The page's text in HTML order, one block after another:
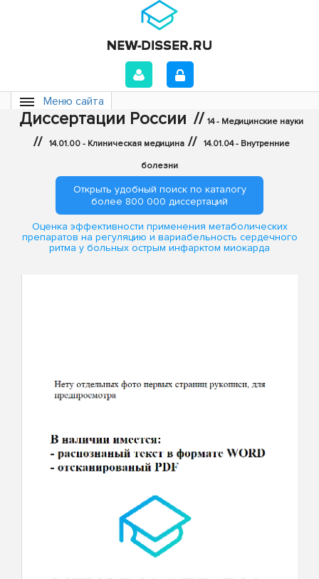
Меню сайта
Диссертации России // 14 - Медицинские науки
// 14.01.00 - Клиническая медицина // 14.01.04 - Внутренние
болезни
Открыть удобный поиск по каталогу
более 800 000 диссертаций
Оценка эффективности применения метаболических
препаратов на регуляцию и вариабельность сердечного
ритма у больных острым инфарктом миокарда